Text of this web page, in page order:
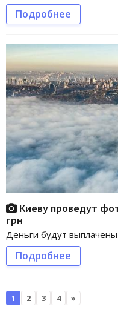
Подробнее
Киеву проведут
грн
Деньги будут
Подробнее
1 2 3 4 »